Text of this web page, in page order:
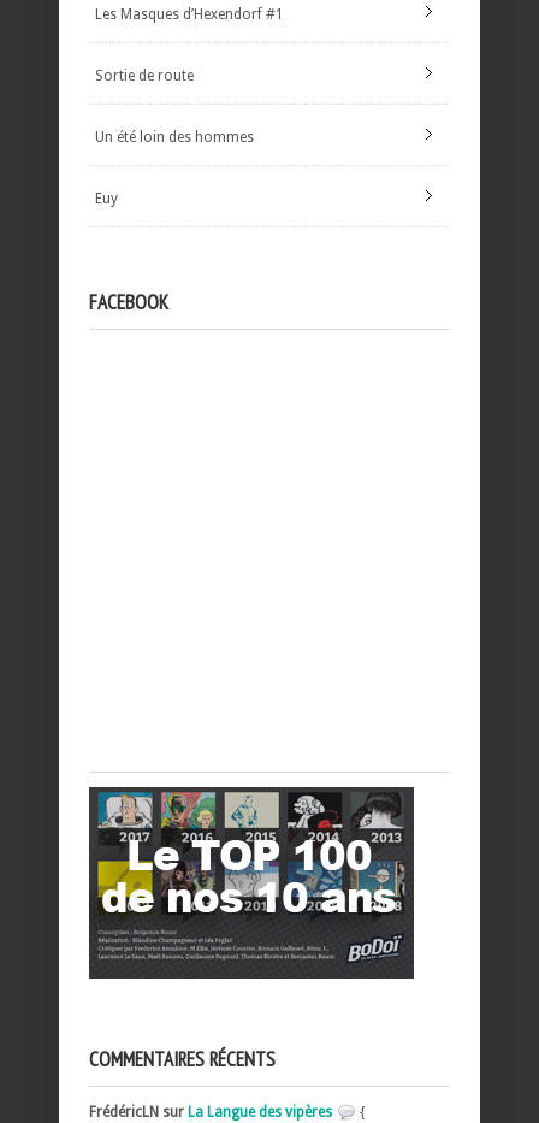
Les Masques d’Hexendorf #1
Sortie de route
Un été loin des hommes
Euy
FACEBOOK
COMMENTAIRES RÉCENTS
FrédéricLN sur La Langue des vipères
{